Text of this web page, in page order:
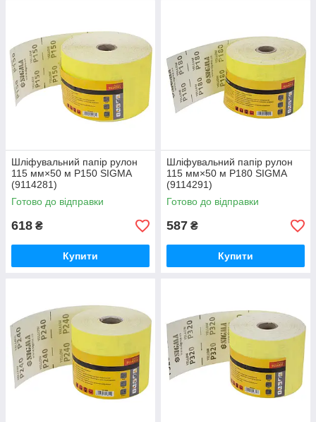
Шліфувальний папір рулон
115 мм×50 м P150 SIGMA
(9114281)
Готово до відправки
618 ₴
Купити
Шліфувальний папір рулон
115 мм×50 м P180 SIGMA
(9114291)
Готово до відправки
587 ₴
Купити